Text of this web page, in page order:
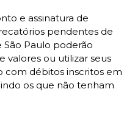
e assinatura de
pendentes de
Paulo poderão
ou utilizar seus
com débitos inscritos em
os que não tenham